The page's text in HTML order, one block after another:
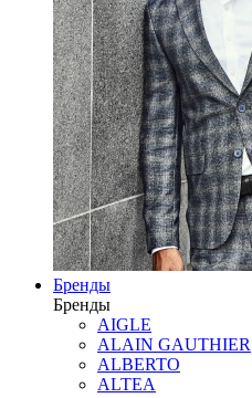
Бренды
Бренды
AIGLE
ALAIN GAUTHIER
ALBERTO
ALTEA